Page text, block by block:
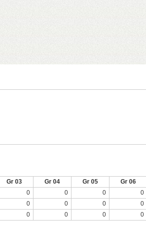
Gr 03 Gr 04 Gr 05 Gr 06
0 0 0 0
0 0 0 0
0 0 0 0